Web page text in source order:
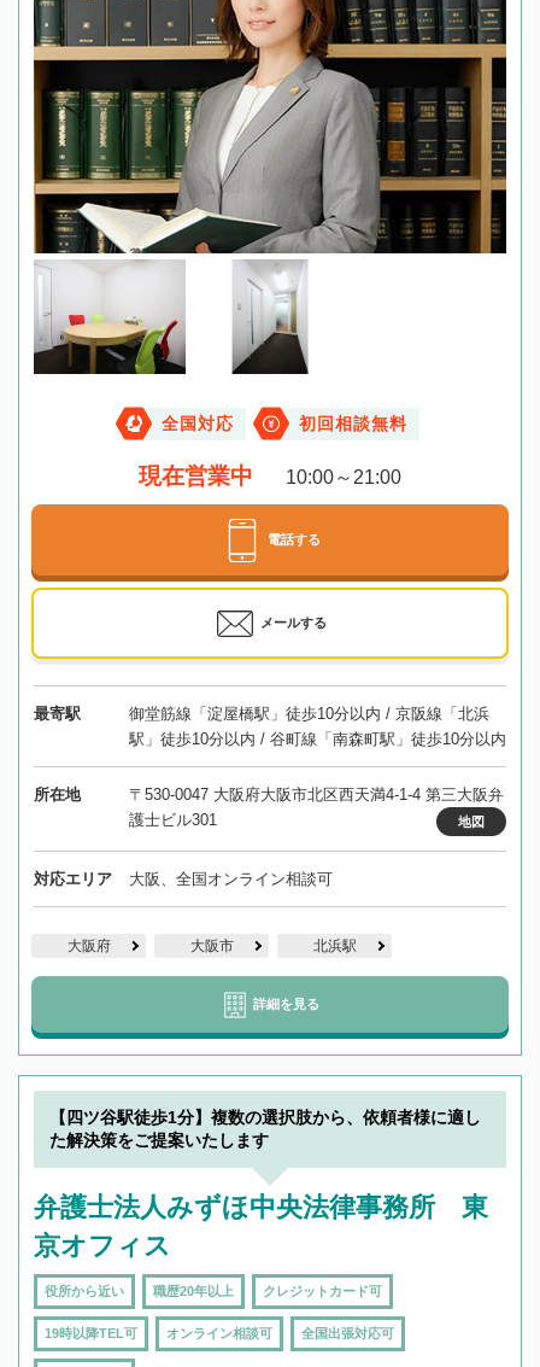
全国対応 初回相談無料
現在営業中 10:00～21:00
電話する
メールする
最寄駅
御堂筋線「淀屋橋駅」徒歩10分以内 / 京阪線「北浜
駅」徒歩10分以内 / 谷町線「南森町駅」徒歩10分以内
所在地
〒530-0047 大阪府大阪市北区西天満4-1-4 第三大阪弁
護士ビル301
地図
対応エリア 大阪、全国オンライン相談可
大阪府 大阪市 北浜駅
詳細を見る
【四ツ谷駅徒歩1分】複数の選択肢から、依頼者様に適し
た解決策をご提案いたします
弁護士法人みずほ中央法律事務所 東
京オフィス
役所から近い 職歴20年以上 クレジットカード可
19時以降TEL可 オンライン相談可 全国出張対応可